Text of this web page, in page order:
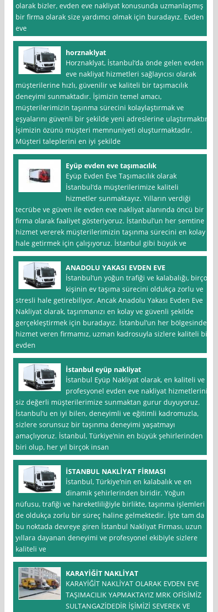
olarak bizler, evden eve nakliyat konusunda uzmanlaşmış
bir firma olarak size yardımcı olmak için buradayız. Evden
eve
horznaklyat
Horznaklyat, İstanbul‘da önde gelen evden
eve nakliyat hizmetleri sağlayıcısı olarak
müşterilerine hızlı, güvenilir ve kaliteli bir taşımacılık
deneyimi sunmaktadır. İşimizin temel amacı,
müşterilerimizin taşınma sürecini kolaylaştırmak ve
eşyalarını güvenli bir şekilde yeni adreslerine ulaştırmaktır.
İşimizin özünü müşteri memnuniyeti oluşturmaktadır.
Müşteri taleplerini en iyi şekilde
Eyüp evden eve taşımacılık
Eyüp Evden Eve Taşımacılık olarak
İstanbul‘da müşterilerimize kaliteli
hizmetler sunmaktayız. Yılların verdiği
tecrübe ve güven ile evden eve nakliyat alanında öncü bir
firma olarak faaliyet gösteriyoruz. İstanbul’un her semtine
hizmet vererek müşterilerimizin taşınma sürecini en kolay
hale getirmek için çalışıyoruz. İstanbul gibi büyük ve
ANADOLU YAKASI EVDEN EVE
İstanbul‘un yoğun trafiği ve kalabalığı, birçok
kişinin ev taşıma sürecini oldukça zorlu ve
stresli hale getirebiliyor. Ancak Anadolu Yakası Evden Eve
Nakliyat olarak, taşınmanızı en kolay ve güvenli şekilde
gerçekleştirmek için buradayız. İstanbul’un her bölgesinde
hizmet veren firmamız, uzman kadrosuyla sizlere kaliteli bir
evden
İstanbul eyüp nakliyat
İstanbul Eyüp Nakliyat olarak, en kaliteli ve
profesyonel evden eve nakliyat hizmetlerini
siz değerli müşterilerimize sunmaktan gurur duyuyoruz.
İstanbul’u en iyi bilen, deneyimli ve eğitimli kadromuzla,
sizlere sorunsuz bir taşınma deneyimi yaşatmayı
amaçlıyoruz. İstanbul, Türkiye’nin en büyük şehirlerinden
biri olup, her yıl birçok insan
İSTANBUL NAKLİYAT FİRMASI
İstanbul, Türkiye’nin en kalabalık ve en
dinamik şehirlerinden biridir. Yoğun
nüfusu, trafiği ve hareketliliğiyle birlikte, taşınma işlemleri
de oldukça zorlu bir süreç haline gelmektedir. İşte tam da
bu noktada devreye giren İstanbul Nakliyat Firması, uzun
yıllara dayanan deneyimi ve profesyonel ekibiyle sizlere
kaliteli ve
KARAYİĞİT NAKLİYAT
KARAYİĞİT NAKLİYAT OLARAK EVDEN EVE
TAŞIMACILIK YAPMAKTAYIZ MRK OFİSİMİZ
SULTANGAZİDEDİR İŞİMİZİ SEVEREK VE